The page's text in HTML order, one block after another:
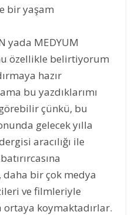
bir yaşam
yada MEDYUM
özellikle belirtiyorum
hazır
bu yazdıklarımı
çünkü, bu
gelecek yılla
aracılığı ile
daha bir çok medya
ve filmleriyle
ortaya koymaktadırlar.